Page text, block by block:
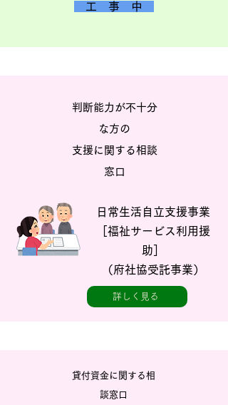
工 事 中
判断能力が不十分
な方の
支援に関する相談
窓口
日常生活自立支援事業
［福祉サービス利用援
助］
​（府社協受託事業）
詳しく見る
貸付資金に関する相
談窓口